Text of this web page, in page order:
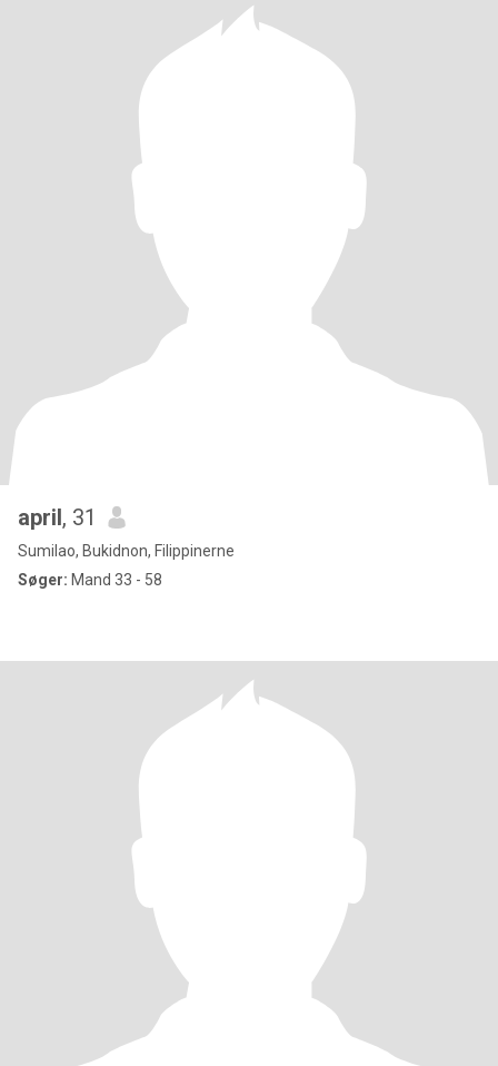
april, 31
Sumilao, Bukidnon, Filippinerne
Søger: Mand 33 - 58